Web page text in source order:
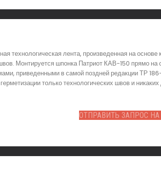
технологическая лента, произведенная на
Монтируется шпонка Патриот КАВ-150 прямо
приведенными в самой поздней редакции ТР
только технологических швов и
ОТПРАВИТЬ ЗАПРОС